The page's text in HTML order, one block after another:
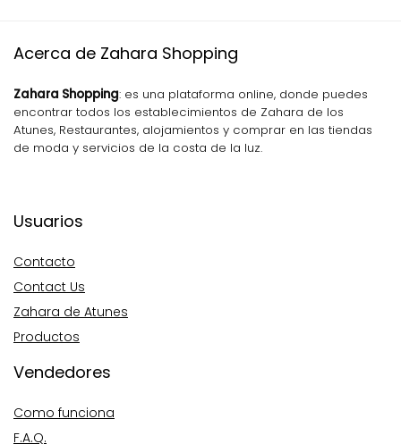
Acerca de Zahara Shopping
Zahara Shopping: es una plataforma online, donde puedes
encontrar todos los establecimientos de Zahara de los
Atunes, Restaurantes, alojamientos y comprar en las tiendas
de moda y servicios de la costa de la luz.
Usuarios
Contacto
Contact Us
Zahara de Atunes
Productos
Vendedores
Como funciona
F.A.Q.